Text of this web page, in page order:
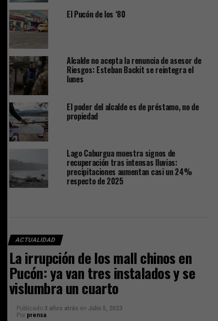
El Pucón de los ‘80
Alcalde no acepta la renuncia de asesor de
Riesgos: Esteban Backit se reintegra el
lunes
El poder del alcalde es de préstamo, no de
propiedad
Lago Caburgua muestra signos de
recuperación tras intensas lluvias:
precipitaciones aumentan casi un 24%
respecto de 2025
ACTUALIDAD
La irrupción de los mall chinos en
Pucón: ya van tres instalados y se
vislumbra un cuarto
Publicado 3 años atrás en Julio 5, 2023
Por prensa